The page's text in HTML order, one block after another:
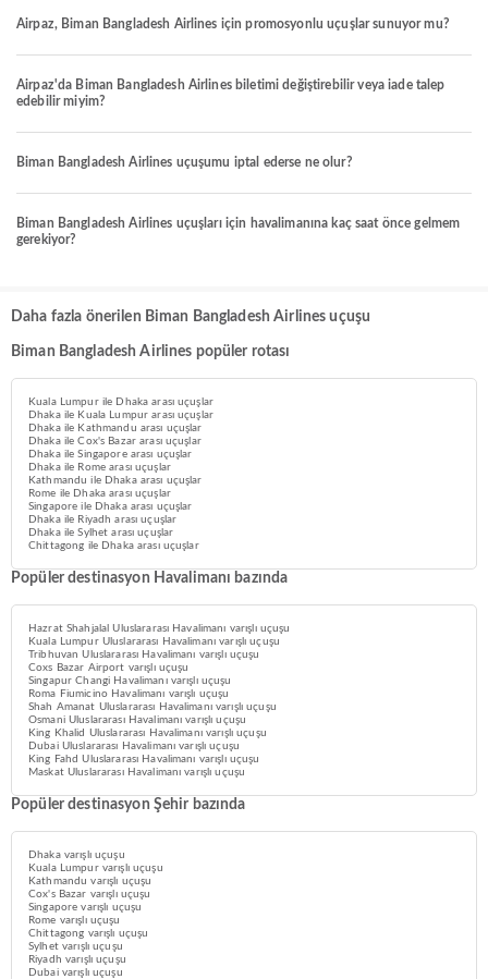
Airpaz, Biman Bangladesh Airlines için promosyonlu uçuşlar sunuyor mu?
Airpaz'da Biman Bangladesh Airlines biletimi değiştirebilir veya iade talep
edebilir miyim?
Biman Bangladesh Airlines uçuşumu iptal ederse ne olur?
Biman Bangladesh Airlines uçuşları için havalimanına kaç saat önce gelmem
gerekiyor?
Daha fazla önerilen Biman Bangladesh Airlines uçuşu
Biman Bangladesh Airlines popüler rotası
Kuala Lumpur ile Dhaka arası uçuşlar
Dhaka ile Kuala Lumpur arası uçuşlar
Dhaka ile Kathmandu arası uçuşlar
Dhaka ile Cox's Bazar arası uçuşlar
Dhaka ile Singapore arası uçuşlar
Dhaka ile Rome arası uçuşlar
Kathmandu ile Dhaka arası uçuşlar
Rome ile Dhaka arası uçuşlar
Singapore ile Dhaka arası uçuşlar
Dhaka ile Riyadh arası uçuşlar
Dhaka ile Sylhet arası uçuşlar
Chittagong ile Dhaka arası uçuşlar
Popüler destinasyon Havalimanı bazında
Hazrat Shahjalal Uluslararası Havalimanı varışlı uçuşu
Kuala Lumpur Uluslararası Havalimanı varışlı uçuşu
Tribhuvan Uluslararası Havalimanı varışlı uçuşu
Coxs Bazar Airport varışlı uçuşu
Singapur Changi Havalimanı varışlı uçuşu
Roma Fiumicino Havalimanı varışlı uçuşu
Shah Amanat Uluslararası Havalimanı varışlı uçuşu
Osmani Uluslararası Havalimanı varışlı uçuşu
King Khalid Uluslararası Havalimanı varışlı uçuşu
Dubai Uluslararası Havalimanı varışlı uçuşu
King Fahd Uluslararası Havalimanı varışlı uçuşu
Maskat Uluslararası Havalimanı varışlı uçuşu
Popüler destinasyon Şehir bazında
Dhaka varışlı uçuşu
Kuala Lumpur varışlı uçuşu
Kathmandu varışlı uçuşu
Cox's Bazar varışlı uçuşu
Singapore varışlı uçuşu
Rome varışlı uçuşu
Chittagong varışlı uçuşu
Sylhet varışlı uçuşu
Riyadh varışlı uçuşu
Dubai varışlı uçuşu